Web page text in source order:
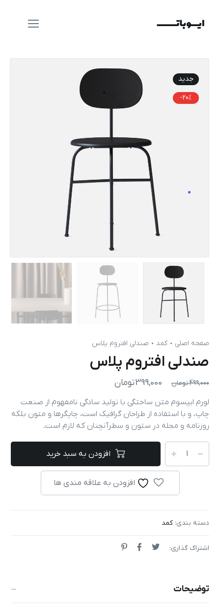
جدید
-20%
صفحه اصلی کمد صندلی افتروم پلاس
صندلی افتروم پلاس
499,000تومان 399,000تومان
لورم ایپسوم متن ساختگی با تولید سادگی نامفهوم از صنعت
چاپ، و با استفاده از طراحان گرافیک است، چاپگرها و متون بلکه
روزنامه و مجله در ستون و سطرآنچنان که لازم است.
افزودن به سبد خرید
افزودن به علاقه مندی ها
دسته بندی:کمد
اشتراک گذاری:
توضیحات